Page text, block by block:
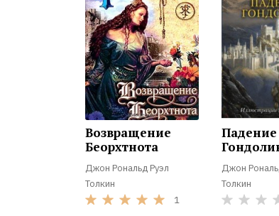
Возвращение
Беорхтнота
Джон Рональд Руэл
Толкин
1
Падение
Джон
Толкин